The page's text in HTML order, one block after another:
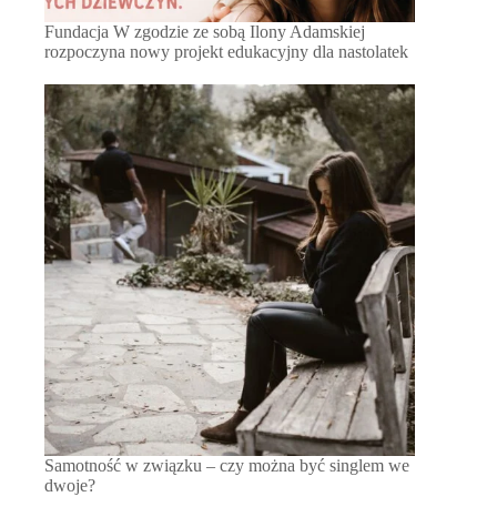
Fundacja W zgodzie ze sobą Ilony Adamskiej
rozpoczyna nowy projekt edukacyjny dla nastolatek
Samotność w związku – czy można być singlem we
dwoje?